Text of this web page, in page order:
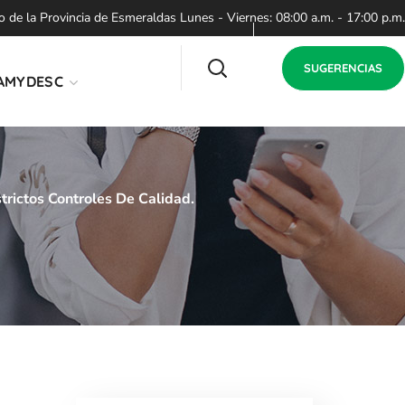
la Provincia de Esmeraldas Lunes - Viernes: 08:00 a.m. - 17:00 p.m.
SUGERENCIAS
Controles De Calidad.